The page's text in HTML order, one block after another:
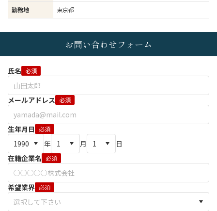
勤務地
東京都
お問い合わせフォーム
氏名 必須
メールアドレス 必須
生年月日 必須
年 月
日
在籍企業名 必須
希望業界 必須